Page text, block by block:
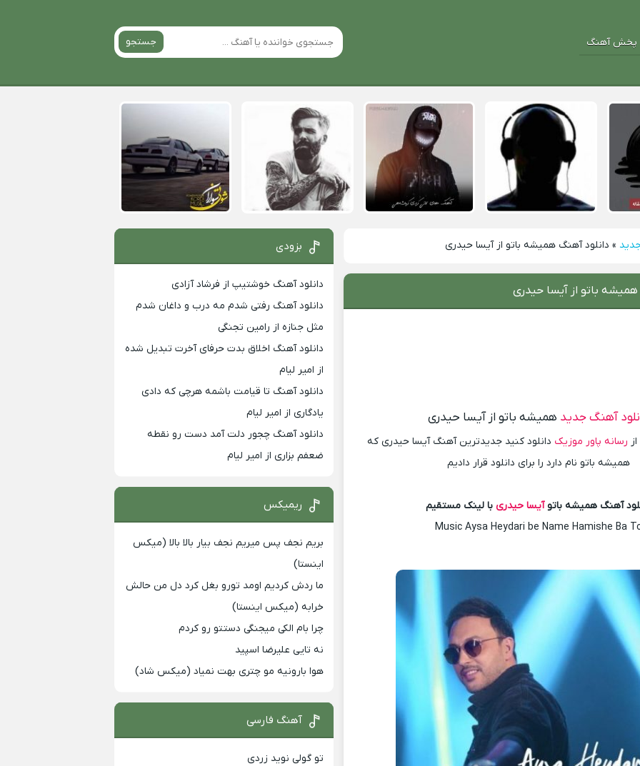
پخش آهنگ جستجو
» دانلود آهنگ همیشه باتو از آیسا حیدری
همیشه باتو از آیسا حیدری
آهنگ جدید همیشه باتو از آیسا حیدری
رسانه پاور موزیک دانلود کنید جدیدترین آهنگ آیسا حیدری که
همیشه باتو نام دارد را برای دانلود قرار دادیم
آهنگ همیشه باتوآیسا حیدری با لینک مستقیم
Music Aysa Heydari be Name Hamishe Ba
بزودی
دانلود آهنگ خوشتیپ از فرشاد آزادی
دانلود آهنگ رفتی شدم مه درب و داغان شدم
مثل جنازه از رامین تجنگی
دانلود آهنگ اخلاق بدت حرفای آخرت تبدیل شده
از امیر لیام
دانلود آهنگ تا قیامت باشمه هرچی که دادی
یادگاری از امیر لیام
دانلود آهنگ چجور دلت آمد دست رو نقطه
ضعفم بزاری از امیر لیام
ریمیکس
بریم نجف پس میریم نجف بیار بالا بالا (میکس
اینستا)
ما ردش کردیم اومد تورو بغل کرد دل من حالش
خرابه (میکس اینستا)
چرا بام الکی میجنگی دستتو رو کردم
نه تایی علیرضا اسپید
هوا بارونیه مو چتری بهت نمیاد (میکس شاد)
آهنگ فارسی
تو گولی نوید زردی